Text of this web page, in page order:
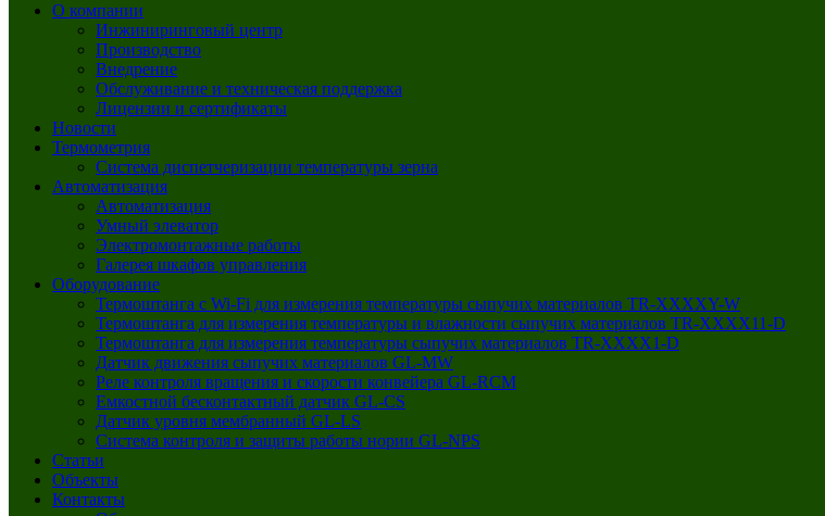
О компании
Инжиниринговый центр
Производство
Внедрение
Обслуживание и техническая поддержка
Лицензии и сертификаты
Новости
Термометрия
Система диспетчеризации температуры зерна
Автоматизация
Автоматизация
Умный элеватор
Электромонтажные работы
Галерея шкафов управления
Оборудование
Термоштанга с Wi-Fi для измерения температуры сыпучих материалов TR-XXXXY-W
Термоштанга для измерения температуры и влажности сыпучих материалов TR-XXXX11-D
Термоштанга для измерения температуры сыпучих материалов TR-XXXX1-D
Датчик движения сыпучих материалов GL‑MW
Реле контроля вращения и скорости конвейера GL‑RCM
Емкостной бесконтактный датчик GL-CS
Датчик уровня мембранный GL-LS
Система контроля и защиты работы нории GL-NPS
Статьи
Объекты
Контакты